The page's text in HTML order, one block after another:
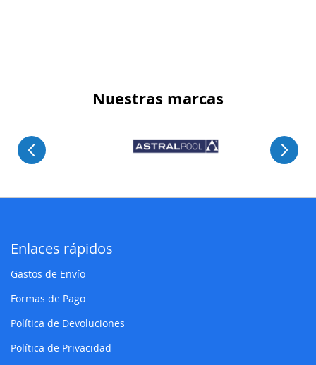
Nuestras marcas
Enlaces rápidos
Gastos de Envío
Formas de Pago
Política de Devoluciones
Política de Privacidad